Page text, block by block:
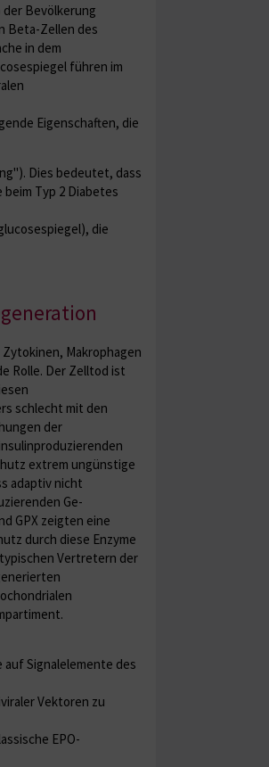
Bevölkerung
Beta-Zellen des
in dem
führen im
Eigenschaften, die
Dies bedeutet, dass
Typ 2 Diabetes
die
Makrophagen
Rolle. Der Zell­tod ist
schlecht mit den
der
extrem ungünstige
adaptiv nicht
Ge­
GPX zeigten eine
durch diese Enzyme
Vertretern der
Signalelemente des
Vektoren zu
EPO-